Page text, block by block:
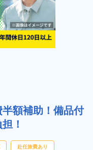
半額補助！備品付
！
赴任旅費あり